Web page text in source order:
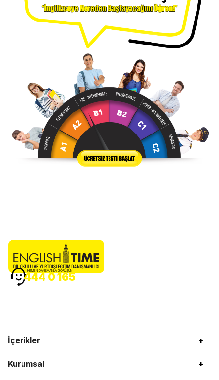
İçerikler +
Kurumsal +
HEMEN DANIŞMANLA GÖRÜŞÜN
444 0 165